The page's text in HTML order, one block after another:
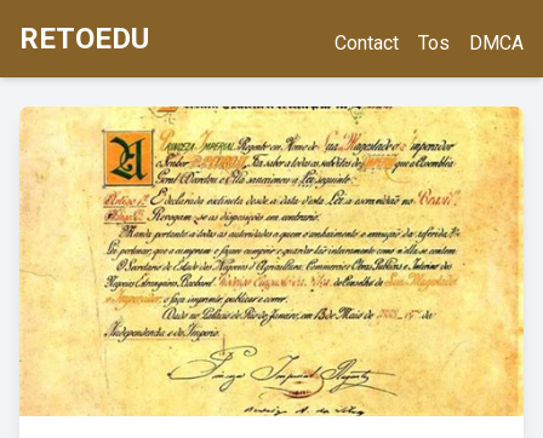
RETOEDU Contact Tos DMCA